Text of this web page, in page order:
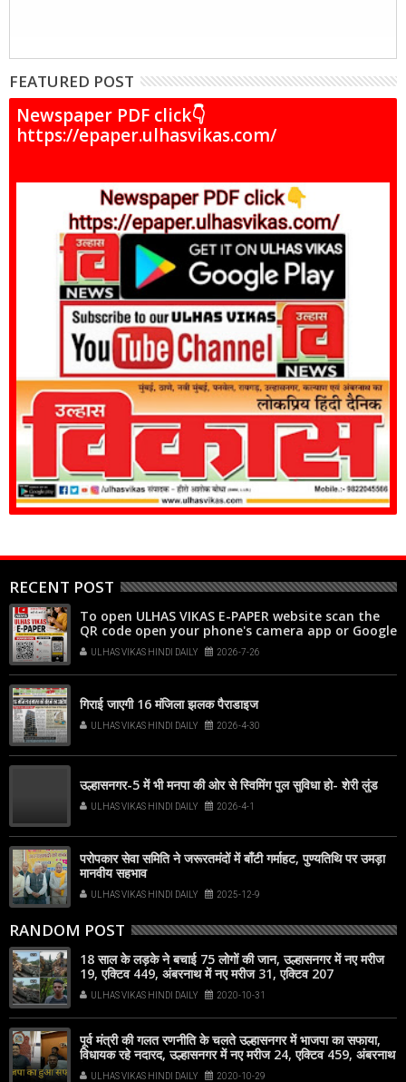
FEATURED POST
Newspaper PDF click👇
https://epaper.ulhasvikas.com/
RECENT POST
To open ULHAS VIKAS E-PAPER website scan the
QR code open your phone's camera app or Google
Lens, point it at the code, and tap the web link
popup that appears on your screen
ULHAS VIKAS HINDI DAILY 2026-7-26
गिराई जाएगी 16 मंजिला झलक पैराडाइज
ULHAS VIKAS HINDI DAILY 2026-4-30
उल्हासनगर-5 में भी मनपा की ओर से स्विमिंग पुल सुविधा हो- शेरी लुंड
ULHAS VIKAS HINDI DAILY 2026-4-1
परोपकार सेवा समिति ने जरूरतमंदों में बाँटी गर्माहट, पुण्यतिथि पर उमड़ा
मानवीय सहभाव
ULHAS VIKAS HINDI DAILY 2025-12-9
RANDOM POST
18 साल के लड़के ने बचाई 75 लोगों की जान, उल्हासनगर में नए मरीज
19, एक्टिव 449, अंबरनाथ में नए मरीज 31, एक्टिव 207
ULHAS VIKAS HINDI DAILY 2020-10-31
पूर्व मंत्री की गलत रणनीति के चलते उल्हासनगर में भाजपा का सफाया,
विधायक रहे नदारद, उल्हासनगर में नए मरीज 24, एक्टिव 459, अंबरनाथ
में नए मरीज 30, एक्टिव 178
ULHAS VIKAS HINDI DAILY 2020-10-29